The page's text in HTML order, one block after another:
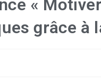
«
grâce à